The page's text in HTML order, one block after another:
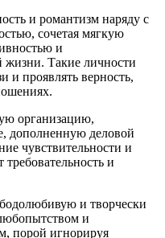
и романтизм наряду с
сочетая мягкую
и
жизни. Такие личности
и проявлять верность,
организацию,
дополненную деловой
чувствительности и
и
и творчески
и
порой игнорируя